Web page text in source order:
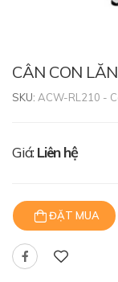
CÂN CON
SKU: ACW-RL210 -
Giá:Liên hệ
ĐẶT MUA